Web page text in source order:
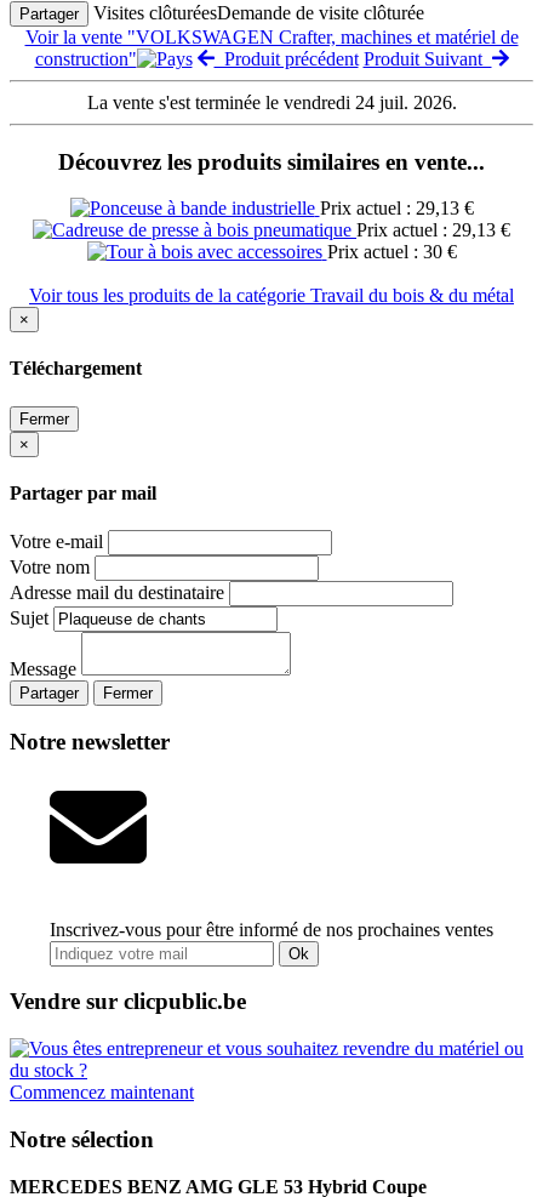
Partager Visites clôturéesDemande de visite clôturée
Voir la vente "VOLKSWAGEN Crafter, machines et matériel de
construction"
Produit précédent Produit Suivant
La vente s'est terminée le vendredi 24 juil. 2026.
Découvrez les produits similaires en vente...
Prix actuel : 29,13 €
Prix actuel : 29,13 €
Prix actuel : 30 €
Voir tous les produits de la catégorie Travail du bois & du métal
×
Téléchargement
Fermer
×
Partager par mail
Votre e-mail
Votre nom
Adresse mail du destinataire
Sujet
Message
Partager Fermer
Notre newsletter
Inscrivez-vous pour être informé de nos prochaines ventes
Ok
Vendre sur clicpublic.be
Commencez maintenant
Notre sélection
MERCEDES BENZ AMG GLE 53 Hybrid Coupe